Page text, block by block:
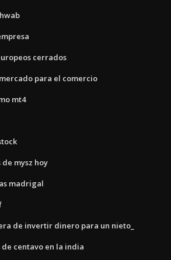
cerrados
para el comercio
mt4
mysz hoy
madrigal
de invertir dinero para un nieto_
centavo en la india